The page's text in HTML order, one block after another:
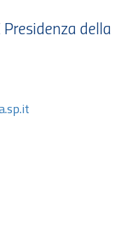
Presidenza della